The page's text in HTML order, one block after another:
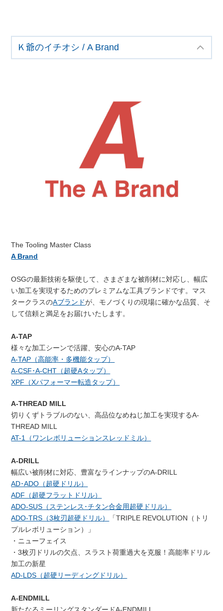
Ｋ爺のイチオシ / A Brand
The Tooling Master Class
A Brand
OSGの最新技術を駆使して、さまざまな被削材に対応し、幅広
い加工を実現するためのプレミアムな工具ブランドです。マス
タークラスのAブランドが、モノづくりの現場に確かな品質、そ
して信頼と満足をお届けいたします。
A-TAP
様々な加工シーンで活躍、安心のA-TAP
A-TAP（高能率・多機能タップ）
A-CSF･A-CHT（超硬Aタップ）
XPF（Xパフォーマー転造タップ）
A-THREAD MILL
切りくずトラブルのない、高品位なめねじ加工を実現するA-
THREAD MILL
AT-1（ワンレボリューションスレッドミル）
A-DRILL
幅広い被削材に対応、豊富なラインナップのA-DRILL
AD･ADO（超硬ドリル）
ADF（超硬フラットドリル）
ADO-SUS（ステンレス･チタン合金用超硬ドリル）
ADO-TRS（3枚刃超硬ドリル）
「TRIPLE REVOLUTION（トリ
プルレボリューション）」
・ニューフェイス
・3枚刃ドリルの欠点、スラスト荷重過大を克服！高能率ドリル
加工の新星
AD-LDS（超硬リーディングドリル）
A-ENDMILL